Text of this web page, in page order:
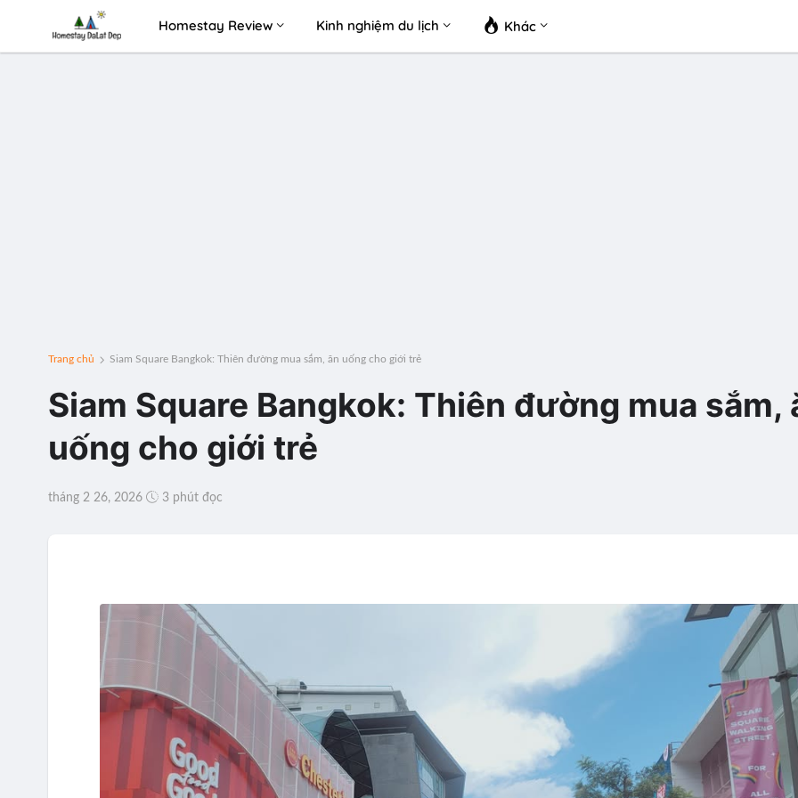
Homestay Review Kinh nghiệm du lịch Khác
Trang chủ Siam Square Bangkok: Thiên đường mua sắm, ăn uống cho giới trẻ
Siam Square Bangkok: Thiên đường mua sắm,
uống cho giới trẻ
tháng 2 26, 2026 3 phút đọc